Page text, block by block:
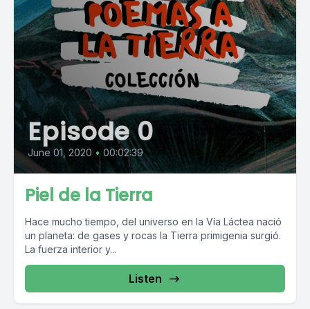
Episode 0
June 01, 2020 • 00:02:39
Piel de la Tierra
Hace mucho tiempo, del universo en la Vía Láctea nació
un planeta: de gases y rocas la Tierra primigenia surgió.
La fuerza interior y...
Listen